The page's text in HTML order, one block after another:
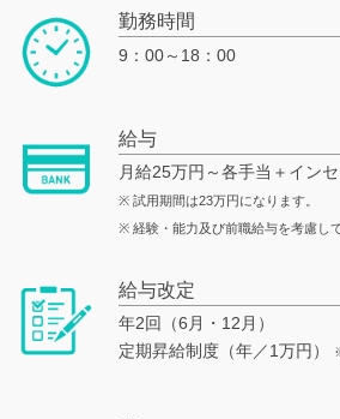
勤務時間
9：00～18：00
給与
月給25万円～各手当＋イン
※ 試用期間は23万円になります。
※ 経験・能力及び前職給与を考慮し
給与改定
年2回（6月・12月）
定期昇給制度（年／1万円）